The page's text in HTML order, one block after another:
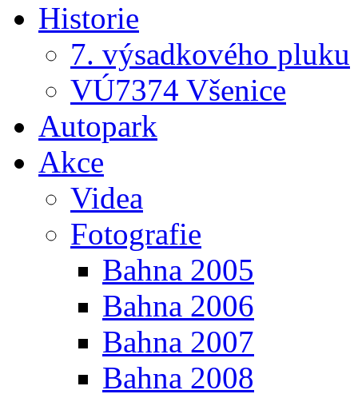
Historie
7. výsadkového pluku
VÚ7374 Všenice
Autopark
Akce
Videa
Fotografie
Bahna 2005
Bahna 2006
Bahna 2007
Bahna 2008